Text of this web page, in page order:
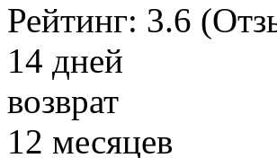
Рейтинг: 3.6
14 дней
возврат
12 месяцев